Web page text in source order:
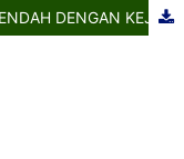
HUBUNGAN BERAT BADAN LAHIR RENDAH DENGAN KEJADIAN STUNTING PADA ANAK USIA 1-5 TAHUN DI WILAYAH KERJA PUSKESMAS JORONGAN